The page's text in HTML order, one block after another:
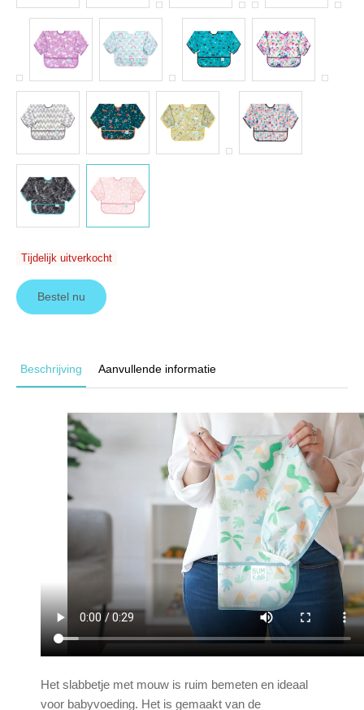
Tijdelijk uitverkocht
Bestel nu
Beschrijving Aanvullende informatie
Het slabbetje met mouw is ruim bemeten en ideaal
voor babyvoeding. Het is gemaakt van de